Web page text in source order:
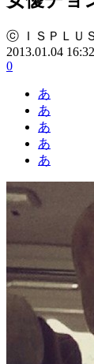
ⓒ ＩＳＰＬＵ
2013.01.04 16:32
0
あ
あ
あ
あ
あ